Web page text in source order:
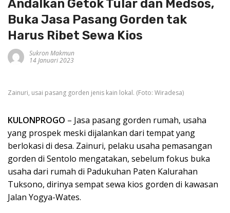
Andalkan Getok Tular dan Medsos,
Buka Jasa Pasang Gorden tak
Harus Ribet Sewa Kios
Sukron Makmun
14 Januari 2023
Zainuri, usai pasang gorden jenis kain lokal. (Foto: Wiradesa)
KULONPROGO – Jasa pasang gorden rumah, usaha
yang prospek meski dijalankan dari tempat yang
berlokasi di desa. Zainuri, pelaku usaha pemasangan
gorden di Sentolo mengatakan, sebelum fokus buka
usaha dari rumah di Padukuhan Paten Kalurahan
Tuksono, dirinya sempat sewa kios gorden di kawasan
Jalan Yogya-Wates.